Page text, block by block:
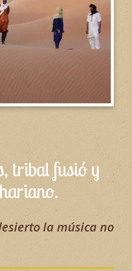
tribal fusió y
la música no